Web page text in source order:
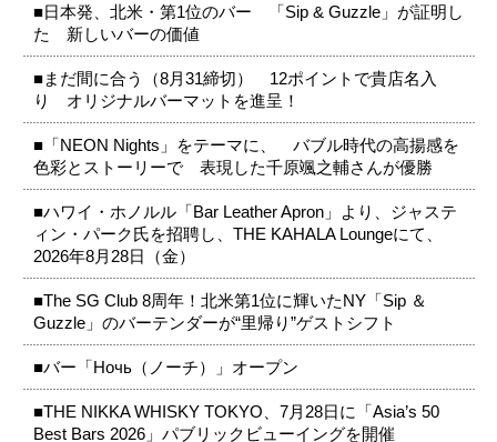
■日本発、北米・第1位のバー 「Sip & Guzzle」が証明し
た 新しいバーの価値
■まだ間に合う（8月31締切） 12ポイントで貴店名入
り オリジナルバーマットを進呈！
■「NEON Nights」をテーマに、 バブル時代の高揚感を
色彩とストーリーで 表現した千原颯之輔さんが優勝
■ハワイ・ホノルル「Bar Leather Apron」より、ジャステ
ィン・パーク氏を招聘し、THE KAHALA Loungeにて、
2026年8月28日（金）
■The SG Club 8周年！北米第1位に輝いたNY「Sip ＆
Guzzle」のバーテンダーが“里帰り”ゲストシフト
■バー「Ночь（ノーチ）」オープン
■THE NIKKA WHISKY TOKYO、7月28日に「Asia’s 50
Best Bars 2026」パブリックビューイングを開催